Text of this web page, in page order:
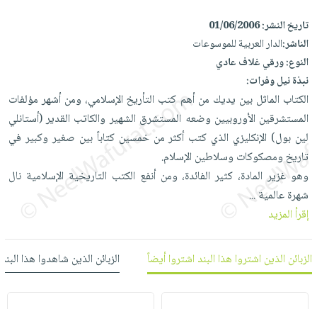
Android
تحميل
iKitab
على
Apple
على
Apple
جوائز
الشخصية
العناية
وتصفيف
الشعر
العناية
بالجسم
العناية
بالأسنان
الحمية
والتغذية
جديد
الكل
أواني
الطهي
أدوات
الخبز
أدوات
المائدة
الأوعية
والتخزين
المطبخ
متجر
الهدايا
أقسام
الأكثر
مبيعاً
العودة
للمدارس
اكسسوارات
كتب
اكسسوارات
منزلية
شحن
مجاني
بنود
مختارة
كل
الاشتراكات
صندوق
بحث
تاريخ النشر:01/06/2006
الناشر:الدار العربية للموسوعات
النوع:ورقي غلاف عادي
نبذة نيل وفرات:
الكتاب الماثل بين يديك من أهم كتب التأريخ الإسلامي، ومن أشهر مؤلفات
المستشرقين الأوروبيين وضعه المستشرق الشهير والكاتب القدير (أستانلي
لين بول) الإنكليزي الذي كتب أكثر من خمسين كتاباً بين صغير وكبير في
تاريخ ومصكوكات وسلاطين الإسلام.
وهو غزير المادة، كثير الفائدة، ومن أنفع الكتب التاريخية الإسلامية نال
شهرة عالمية...
إقرأ المزيد
الزبائن الذين اشتروا هذا البند اشتروا أيضاً الزبائن الذين شاهدوا هذا